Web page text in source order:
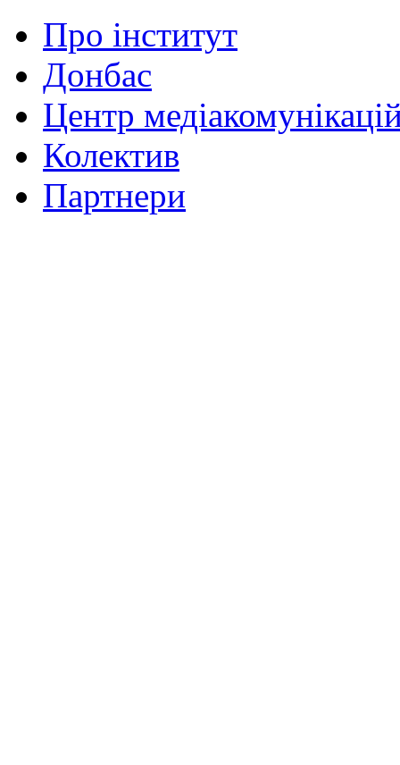
Про інститут
Донбас
Центр
Колектив
Партнери